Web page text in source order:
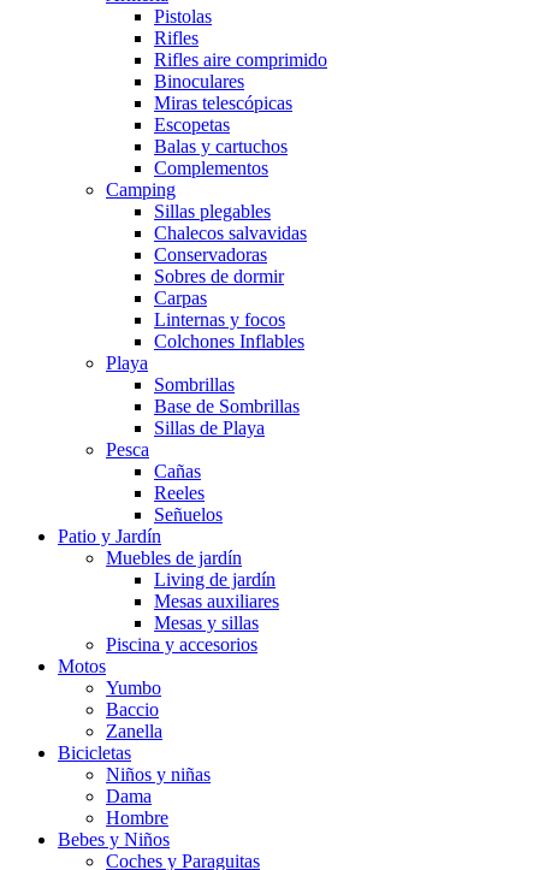
Pistolas
Rifles
Rifles aire comprimido
Binoculares
Miras telescópicas
Escopetas
Balas y cartuchos
Complementos
Camping
Sillas plegables
Chalecos salvavidas
Conservadoras
Sobres de dormir
Carpas
Linternas y focos
Colchones Inflables
Playa
Sombrillas
Base de Sombrillas
Sillas de Playa
Pesca
Cañas
Reeles
Señuelos
Patio y Jardín
Muebles de jardín
Living de jardín
Mesas auxiliares
Mesas y sillas
Piscina y accesorios
Motos
Yumbo
Baccio
Zanella
Bicicletas
Niños y niñas
Dama
Hombre
Bebes y Niños
Coches y Paraguitas